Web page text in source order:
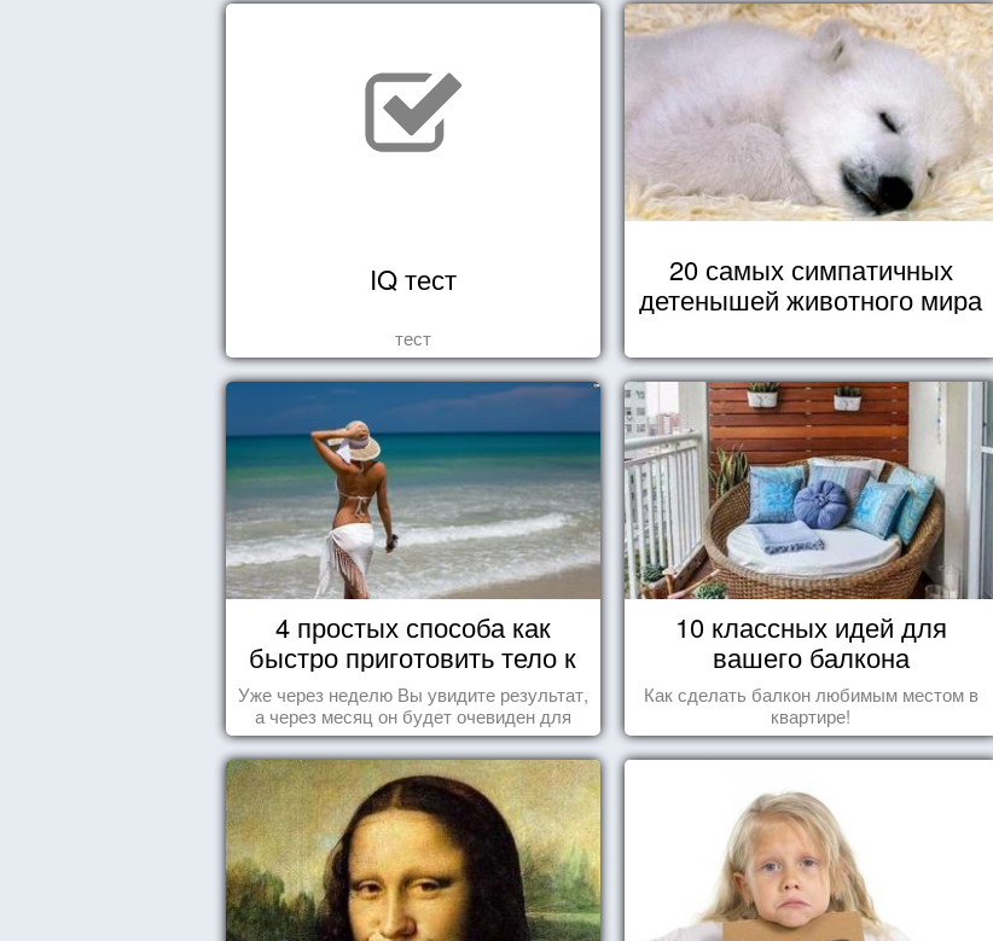
IQ тест
тест
20 самых симпатичных
детенышей животного мира
4 простых способа как
быстро приготовить тело к
морю
Уже через неделю Вы увидите результат,
а через месяц он будет очевиден для
всех!
10 классных идей для
вашего балкона
Как сделать балкон любимым местом в
квартире!